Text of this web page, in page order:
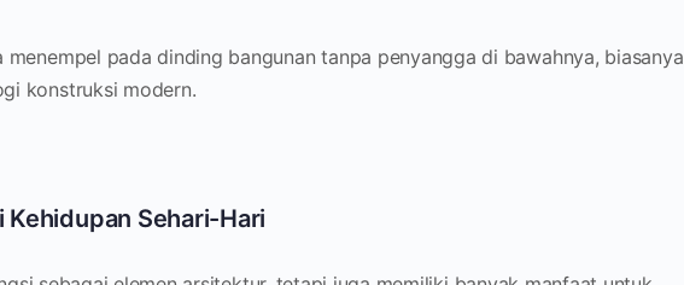
menempel pada dinding bangunan tanpa penyangga di bawahnya, biasanya
konstruksi modern.
Kehidupan Sehari-Hari